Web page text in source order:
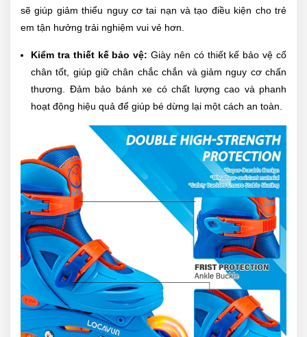
sẽ giúp giảm thiểu nguy cơ tai nạn và tạo điều kiện cho trẻ
em tận hưởng trải nghiệm vui vẻ hơn.
Kiểm tra thiết kế bảo vệ:Giày nên có thiết kế bảo vệ cổ
chân tốt, giúp giữ chân chắc chắn và giảm nguy cơ chấn
thương. Đảm bảo bánh xe có chất lượng cao và phanh
hoạt động hiệu quả để giúp bé dừng lại một cách an toàn.